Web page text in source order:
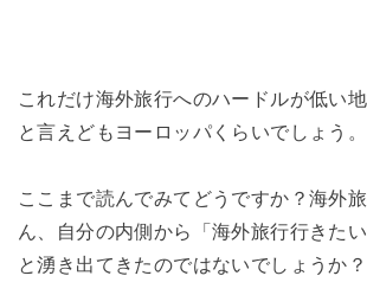
これだけ海外旅行へのハードルが低い
と言えどもヨーロッパくらいでしょう。
ここまで読んでみてどうですか？海外
ん、自分の内側から「海外旅行行きた
と湧き出てきたのではないでしょうか？